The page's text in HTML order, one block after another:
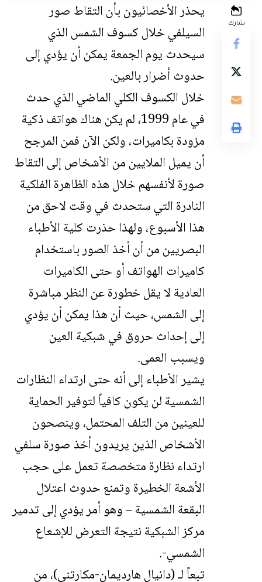
شارك
يحذر الأخصائيون بأن التقاط صور
السيلفي خلال كسوف الشمس الذي
سيحدث يوم الجمعة يمكن أن يؤدي إلى
حدوث أضرار بالعين.
خلال الكسوف الكلي الماضي الذي حدث
في عام 1999، لم يكن هناك هواتف ذكية
مزودة بكاميرات، ولكن الآن فمن المرجح
أن يميل الملايين من الأشخاص إلى التقاط
صورة لأنفسهم خلال هذه الظاهرة الفلكية
النادرة التي ستحدث في وقت لاحق من
هذا الأسبوع، ولهذا حذرت كلية الأطباء
البصريين من أن أخذ الصور باستخدام
كاميرات الهواتف أو حتى الكاميرات
العادية لا يقل خطورة عن النظر مباشرة
إلى الشمس، حيث أن هذا يمكن أن يؤدي
إلى إحداث حروق في شبكية العين
ويسبب العمى.
يشير الأطباء إلى أنه حتى ارتداء النظارات
الشمسية لن يكون كافياً لتوفير الحماية
للعينين من التلف المحتمل، وينصحون
الأشخاص الذين يريدون أخذ صورة سلفي
ارتداء نظارة متخصصة تعمل على حجب
الأشعة الخطيرة وتمنع حدوث اعتلال
البقعة الشمسية – وهو أمر يؤدي إلى تدمير
مركز الشبكية نتيجة التعرض للإشعاع
الشمسي-.
تبعاً لـ (دانيال هارديمان-مكارتني)، من